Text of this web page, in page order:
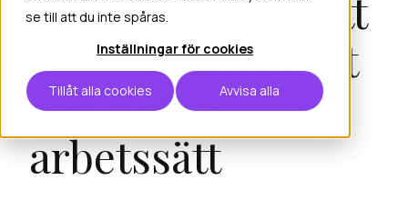
se till att du inte spåras.
Inställningar för cookies
Tillåt alla cookies Avvisa alla
mer strukturerat
och hållbart
arbetssätt